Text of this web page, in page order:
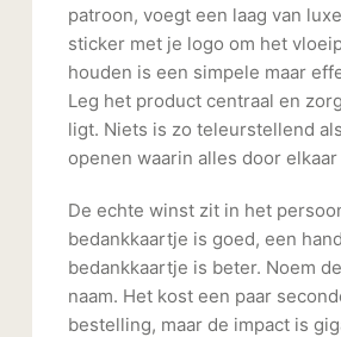
patroon, voegt een laag van
sticker met je logo om het
houden is een simpele maar
Leg het product centraal en
ligt. Niets is zo teleurstellend
openen waarin alles door
De echte winst zit in het
bedankkaartje is goed, een
bedankkaartje is beter. Noem
naam. Het kost een paar
bestelling, maar de impact is